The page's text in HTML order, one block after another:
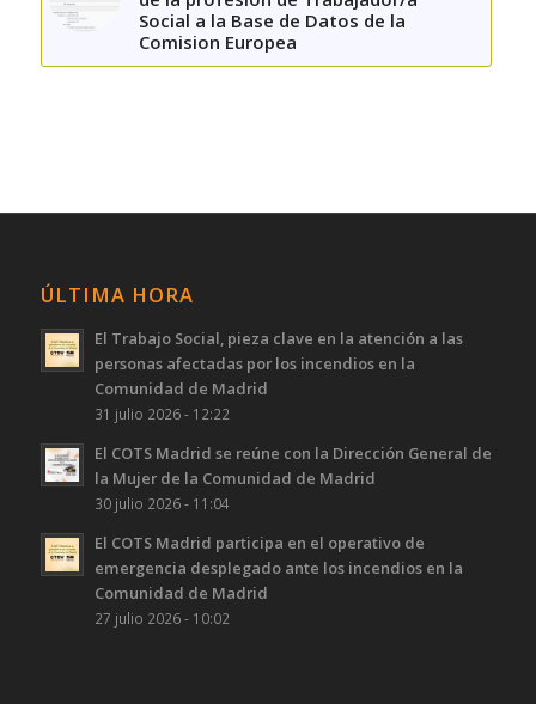
Social a la Base de Datos de la
Comision Europea
ÚLTIMA HORA
El Trabajo Social, pieza clave en la atención a las
personas afectadas por los incendios en la
Comunidad de Madrid
31 julio 2026 - 12:22
El COTS Madrid se reúne con la Dirección General de
la Mujer de la Comunidad de Madrid
30 julio 2026 - 11:04
El COTS Madrid participa en el operativo de
emergencia desplegado ante los incendios en la
Comunidad de Madrid
27 julio 2026 - 10:02